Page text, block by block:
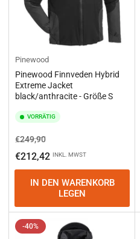
Pinewood
Pinewood Finnveden Hybrid
Extreme Jacket
black/anthracite - Größe S
VORRÄTIG
Normaler
Preis
€249,90Ausverkaufspreis
€212,42 INKL. MWST
IN DEN WARENKORB
LEGEN
-40%